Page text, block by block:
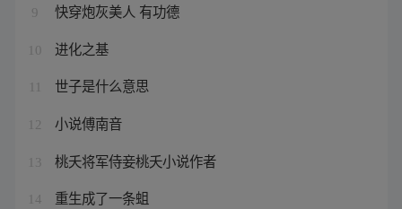
9 快穿炮灰美人 有功德
10 进化之基
世子是什么意思
12 小说傅南音
13 桃夭将军侍妾桃夭小说作者
14 重生成了一条蛆